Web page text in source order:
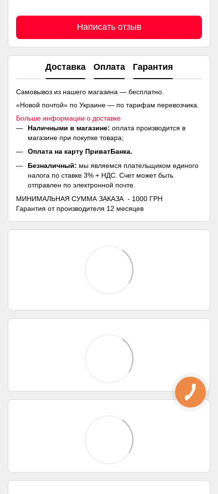
Написать отзыв
Доставка Оплата Гарантия
Самовывоз из нашего магазина — бесплатно.
«Новой почтой» по Украине — по тарифам перевозчика.
Больше информации о доставке
Наличными в магазине: оплата производится в
магазине при покупке товара;
Оплата на карту ПриватБанка.
Безналичный: мы являемся плательщиком единого
налога по ставке 3% + НДС. Счет может быть
отправлен по электронной почте.
МИНИМАЛЬНАЯ СУММА ЗАКАЗА - 1000 ГРН
Гарантия от производителя 12 месяцев